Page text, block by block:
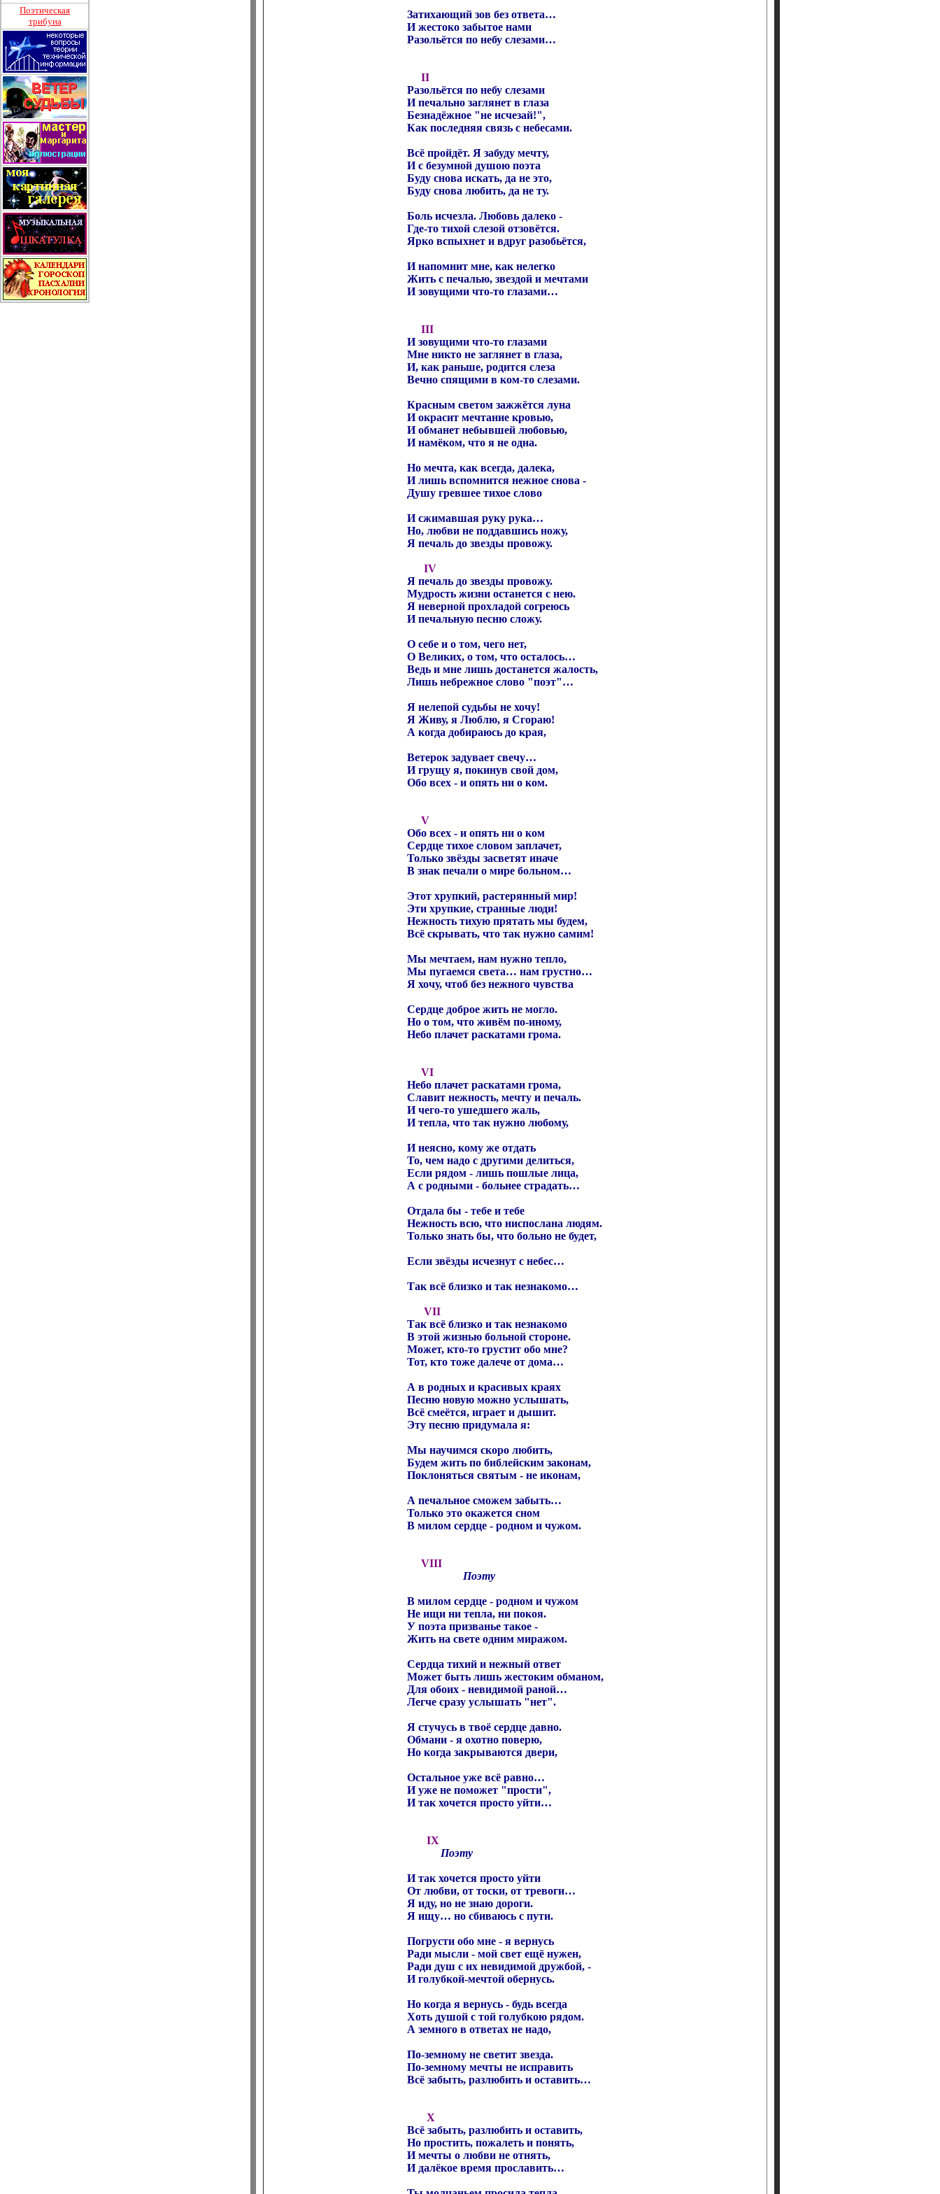
Поэтическая
трибуна
Затихающий зов без ответа…
И жестоко забытое нами
Разольётся по небу слезами…
II
Разольётся по небу слезами
И печально заглянет в глаза
Безнадёжное "не исчезай!",
Как последняя связь с небесами.
Всё пройдёт. Я забуду мечту,
И с безумной душою поэта
Буду снова искать, да не это,
Буду снова любить, да не ту.
Боль исчезла. Любовь далеко -
Где-то тихой слезой отзовётся.
Ярко вспыхнет и вдруг разобьётся,
И напомнит мне, как нелегко
Жить с печалью, звездой и мечтами
И зовущими что-то глазами…
III
И зовущими что-то глазами
Мне никто не заглянет в глаза,
И, как раньше, родится слеза
Вечно спящими в ком-то слезами.
Красным светом зажжётся луна
И окрасит мечтание кровью,
И обманет небывшей любовью,
И намёком, что я не одна.
Но мечта, как всегда, далека,
И лишь вспомнится нежное снова -
Душу гревшее тихое слово
И сжимавшая руку рука…
Но, любви не поддавшись ножу,
Я печаль до звезды провожу.
IV
Я печаль до звезды провожу.
Мудрость жизни останется с нею.
Я неверной прохладой согреюсь
И печальную песню сложу.
О себе и о том, чего нет,
О Великих, о том, что осталось…
Ведь и мне лишь достанется жалость,
Лишь небрежное слово "поэт"…
Я нелепой судьбы не хочу!
Я Живу, я Люблю, я Сгораю!
А когда добираюсь до края,
Ветерок задувает свечу…
И грущу я, покинув свой дом,
Обо всех - и опять ни о ком.
V
Обо всех - и опять ни о ком
Сердце тихое словом заплачет,
Только звёзды засветят иначе
В знак печали о мире больном…
Этот хрупкий, растерянный мир!
Эти хрупкие, странные люди!
Нежность тихую прятать мы будем,
Всё скрывать, что так нужно самим!
Мы мечтаем, нам нужно тепло,
Мы пугаемся света… нам грустно…
Я хочу, чтоб без нежного чувства
Сердце доброе жить не могло.
Но о том, что живём по-иному,
Небо плачет раскатами грома.
VI
Небо плачет раскатами грома,
Славит нежность, мечту и печаль.
И чего-то ушедшего жаль,
И тепла, что так нужно любому,
И неясно, кому же отдать
То, чем надо с другими делиться,
Если рядом - лишь пошлые лица,
А с родными - больнее страдать…
Отдала бы - тебе и тебе
Нежность всю, что ниспослана людям.
Только знать бы, что больно не будет,
Если звёзды исчезнут с небес…
Так всё близко и так незнакомо…
VII
Так всё близко и так незнакомо
В этой жизнью больной стороне.
Может, кто-то грустит обо мне?
Тот, кто тоже далече от дома…
А в родных и красивых краях
Песню новую можно услышать,
Всё смеётся, играет и дышит.
Эту песню придумала я:
Мы научимся скоро любить,
Будем жить по библейским законам,
Поклоняться святым - не иконам,
А печальное сможем забыть…
Только это окажется сном
В милом сердце - родном и чужом.
VIII
Поэту
В милом сердце - родном и чужом
Не ищи ни тепла, ни покоя.
У поэта призванье такое -
Жить на свете одним миражом.
Сердца тихий и нежный ответ
Может быть лишь жестоким обманом,
Для обоих - невидимой раной…
Легче сразу услышать "нет".
Я стучусь в твоё сердце давно.
Обмани - я охотно поверю,
Но когда закрываются двери,
Остальное уже всё равно…
И уже не поможет "прости",
И так хочется просто уйти…
IX
Поэту
И так хочется просто уйти
От любви, от тоски, от тревоги…
Я иду, но не знаю дороги.
Я ищу… но сбиваюсь с пути.
Погрусти обо мне - я вернусь
Ради мысли - мой свет ещё нужен,
Ради душ с их невидимой дружбой, -
И голубкой-мечтой обернусь.
Но когда я вернусь - будь всегда
Хоть душой с той голубкою рядом.
А земного в ответах не надо,
По-земному не светит звезда.
По-земному мечты не исправить
Всё забыть, разлюбить и оставить…
X
Всё забыть, разлюбить и оставить,
Но простить, пожалеть и понять,
И мечты о любви не отнять,
И далёкое время прославить…